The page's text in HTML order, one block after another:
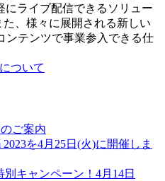
にライブ配信できるソリュー
、様々に展開される新しい
ンテンツで事業参入できる仕
ついて
ご案内
2023を4月25日(火)に開催しま
別キャンペーン！4月14日